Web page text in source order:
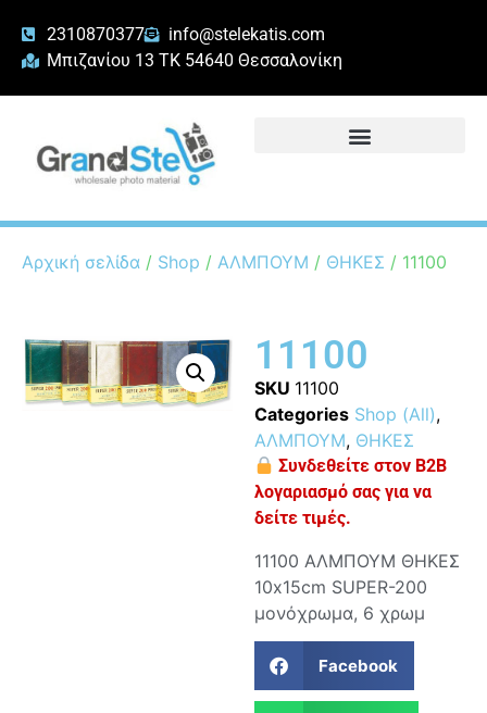
2310870377
info@stelekatis.com
Μπιζανίου 13 ΤΚ 54640 Θεσσαλονίκη
Αρχική σελίδα / Shop / ΑΛΜΠΟΥΜ / ΘΗΚΕΣ / 11100
11100
SKU 11100
Categories Shop (All),
ΑΛΜΠΟΥΜ, ΘΗΚΕΣ
Συνδεθείτε στον B2B
λογαριασμό σας για να
δείτε τιμές.
11100 ΑΛΜΠΟΥΜ ΘΗΚΕΣ
10x15cm SUPER-200
μονόχρωμα, 6 χρωμ
Facebook